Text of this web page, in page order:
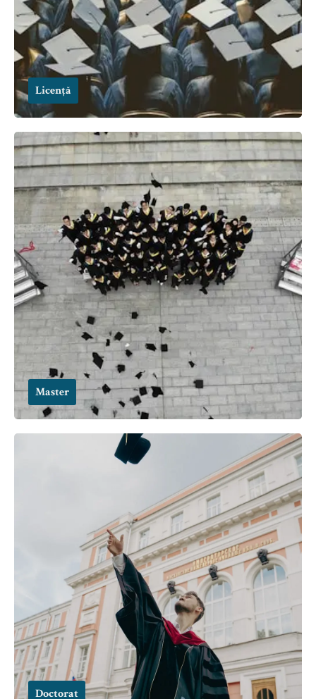
Licență
Master
Doctorat